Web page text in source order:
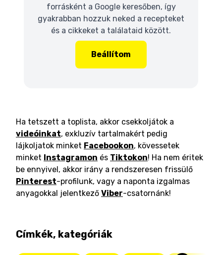
forrásként a Google keresőben, így
gyakrabban hozzuk neked a recepteket
és a cikkeket a találataid között.
Beállítom
Ha tetszett a toplista, akkor csekkoljátok a
videóinkat, exkluzív tartalmakért pedig
lájkoljatok minket Facebookon, kövessetek
minket Instagramon és Tiktokon! Ha nem éritek
be ennyivel, akkor irány a rendszeresen frissülő
Pinterest-profilunk, vagy a naponta izgalmas
anyagokkal jelentkező Viber-csatornánk!
Címkék, kategóriák